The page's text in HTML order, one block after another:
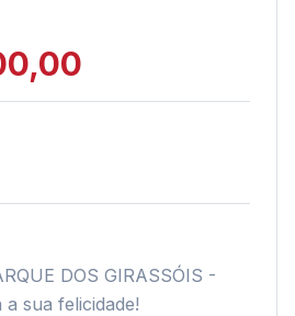
DOS GIRASSÓIS -
sua felicidade!